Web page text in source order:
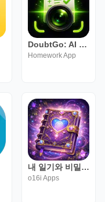
DoubtGo: AI 공부·단어장 노트
Homework App
내 일기와 비밀 노트 - My diary
o16i Apps